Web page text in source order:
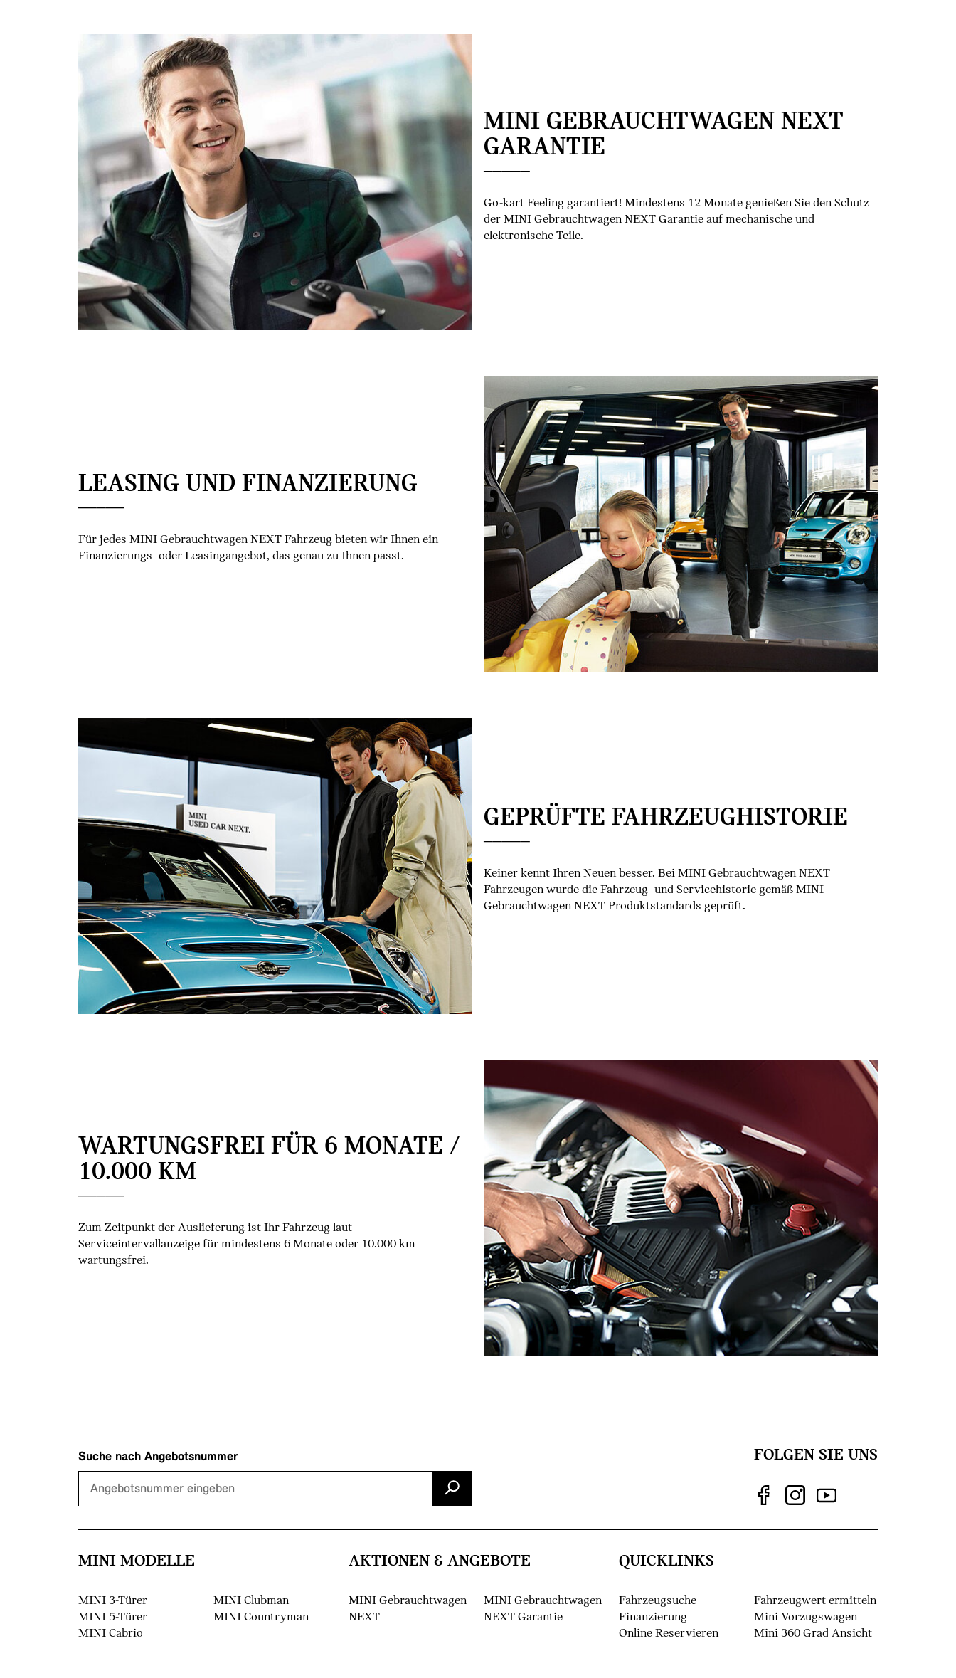
MINI GEBRAUCHTWAGEN NEXT
GARANTIE
Go-kart Feeling garantiert! Mindestens 12 Monate genießen Sie den Schutz
der MINI Gebrauchtwagen NEXT Garantie auf mechanische und
elektronische Teile.
LEASING UND FINANZIERUNG
Für jedes MINI Gebrauchtwagen NEXT Fahrzeug bieten wir Ihnen ein
Finanzierungs- oder Leasingangebot, das genau zu Ihnen passt.
GEPRÜFTE FAHRZEUGHISTORIE
Keiner kennt Ihren Neuen besser. Bei MINI Gebrauchtwagen NEXT
Fahrzeugen wurde die Fahrzeug- und Servicehistorie gemäß MINI
Gebrauchtwagen NEXT Produktstandards geprüft.
WARTUNGSFREI FÜR 6 MONATE /
10.000 KM
Zum Zeitpunkt der Auslieferung ist Ihr Fahrzeug laut
Serviceintervallanzeige für mindestens 6 Monate oder 10.000 km
wartungsfrei.
Suche nach Angebotsnummer FOLGEN SIE UNS
MINI MODELLE
MINI 3-Türer
MINI 5-Türer
MINI Cabrio
MINI Clubman
MINI Countryman
AKTIONEN & ANGEBOTE
MINI Gebrauchtwagen
NEXT
MINI Gebrauchtwagen
NEXT Garantie
QUICKLINKS
Fahrzeugsuche
Finanzierung
Online Reservieren
Fahrzeugwert ermitteln
Mini Vorzugswagen
Mini 360 Grad Ansicht